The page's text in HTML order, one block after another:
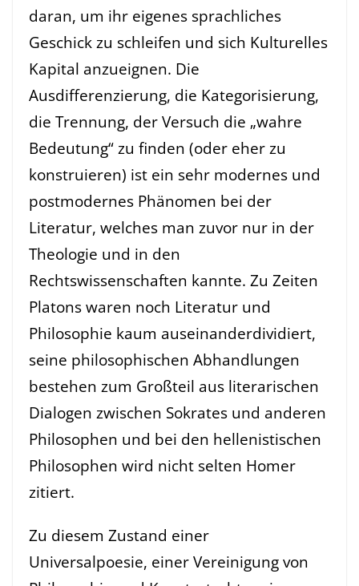
daran, um ihr eigenes sprachliches
Geschick zu schleifen und sich Kulturelles
Kapital anzueignen. Die
Ausdifferenzierung, die Kategorisierung,
die Trennung, der Versuch die „wahre
Bedeutung“ zu finden (oder eher zu
konstruieren) ist ein sehr modernes und
postmodernes Phänomen bei der
Literatur, welches man zuvor nur in der
Theologie und in den
Rechtswissenschaften kannte. Zu Zeiten
Platons waren noch Literatur und
Philosophie kaum auseinanderdividiert,
seine philosophischen Abhandlungen
bestehen zum Großteil aus literarischen
Dialogen zwischen Sokrates und anderen
Philosophen und bei den hellenistischen
Philosophen wird nicht selten Homer
zitiert.
Zu diesem Zustand einer
Universalpoesie, einer Vereinigung von